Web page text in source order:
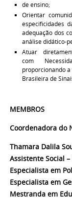
de ensino;
Orientar
especificidades
adequação dos
análise didático-
Atuar
com
proporcionando
Brasileira de
MEMBROS
Coordenadora do
Thamara Dalila
Assistente Social
Especialista em
Especialista em
Mestranda em